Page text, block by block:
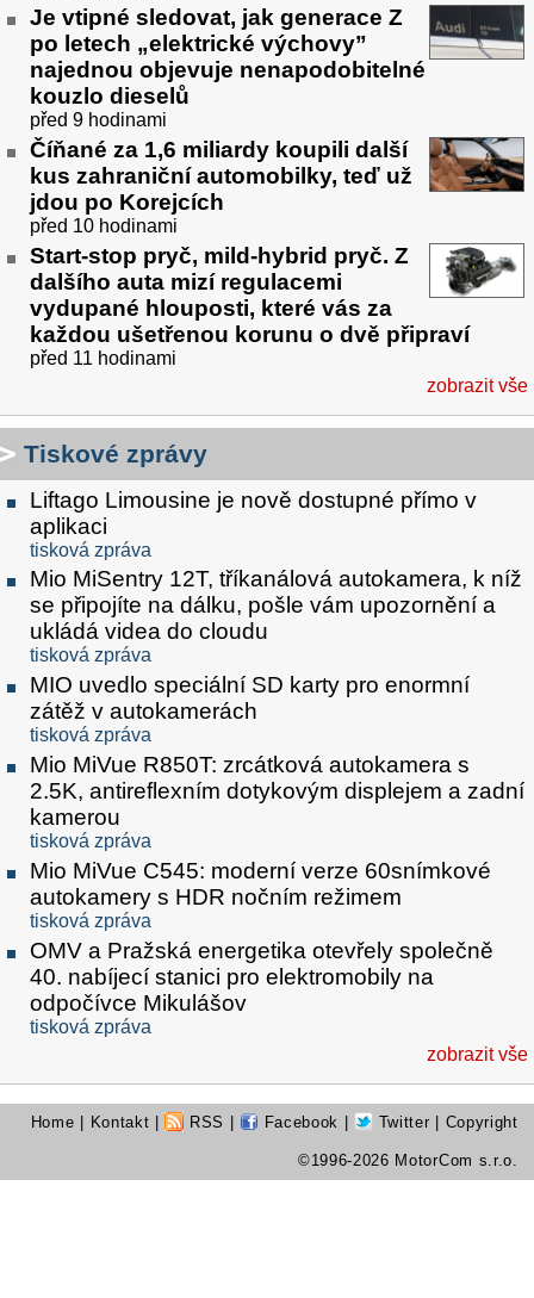
Je vtipné sledovat, jak generace Z
po letech „elektrické výchovy”
najednou objevuje nenapodobitelné
kouzlo dieselů
před 9 hodinami
Číňané za 1,6 miliardy koupili další
kus zahraniční automobilky, teď už
jdou po Korejcích
před 10 hodinami
Start-stop pryč, mild-hybrid pryč. Z
dalšího auta mizí regulacemi
vydupané hlouposti, které vás za
každou ušetřenou korunu o dvě připraví
před 11 hodinami
zobrazit vše
Tiskové zprávy
Liftago Limousine je nově dostupné přímo v
aplikaci
tisková zpráva
Mio MiSentry 12T, tříkanálová autokamera, k níž
se připojíte na dálku, pošle vám upozornění a
ukládá videa do cloudu
tisková zpráva
MIO uvedlo speciální SD karty pro enormní
zátěž v autokamerách
tisková zpráva
Mio MiVue R850T: zrcátková autokamera s
2.5K, antireflexním dotykovým displejem a zadní
kamerou
tisková zpráva
Mio MiVue C545: moderní verze 60snímkové
autokamery s HDR nočním režimem
tisková zpráva
OMV a Pražská energetika otevřely společně
40. nabíjecí stanici pro elektromobily na
odpočívce Mikulášov
tisková zpráva
zobrazit vše
Home | Kontakt | RSS | Facebook | Twitter | Copyright
©1996-2026 MotorCom s.r.o.